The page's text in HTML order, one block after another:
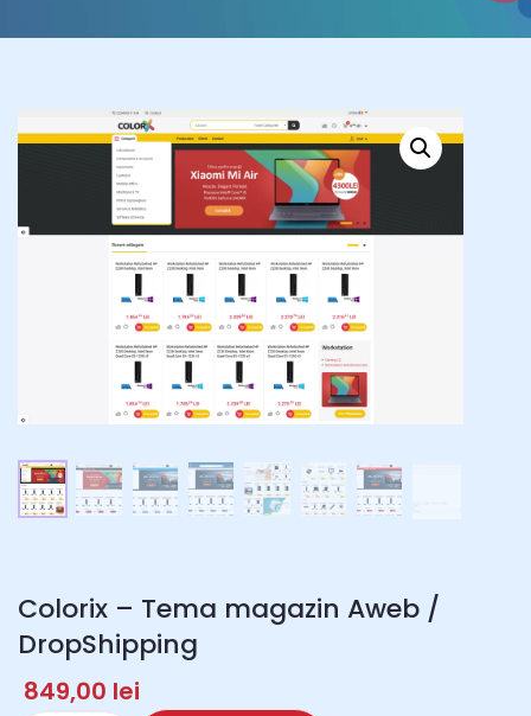
Colorix – Tema magazin Aweb /
DropShipping
849,00 lei